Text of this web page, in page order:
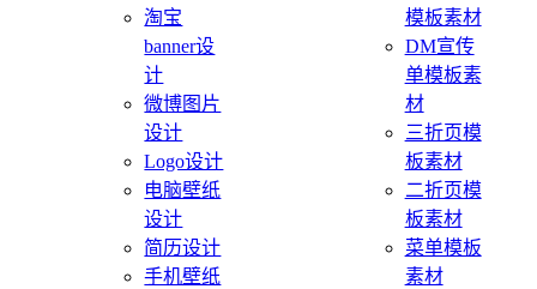
淘宝
banner设
计
微博图片
设计
Logo设计
电脑壁纸
设计
简历设计
手机壁纸
模板素材
DM宣传
单模板素
材
三折页模
板素材
二折页模
板素材
菜单模板
素材